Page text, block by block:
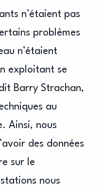
n’étaient pas
problèmes
n’étaient
exploitant se
Barry Strachan,
au
Ainsi, nous
des données
sur le
nous